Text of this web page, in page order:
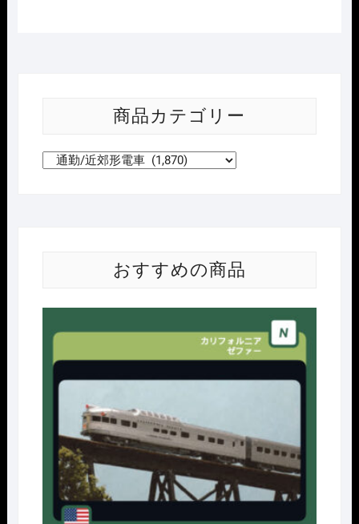
商品カテゴリー
おすすめの商品